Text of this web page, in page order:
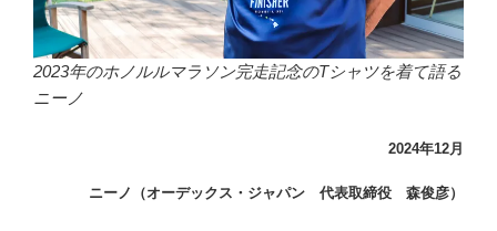
2023年のホノルルマラソン完走記念のTシャツを着て語る
ニーノ
2024年12月
ニーノ（オーデックス・ジャパン 代表取締役 森俊彦）